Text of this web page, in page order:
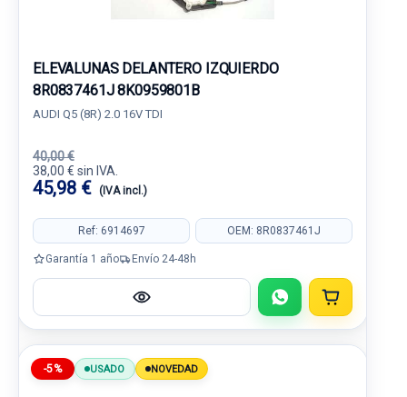
ELEVALUNAS DELANTERO IZQUIERDO
8R0837461J 8K0959801B
AUDI Q5 (8R) 2.0 16V TDI
40,00 €
38,00 € sin IVA.
45,98 € (IVA incl.)
Ref: 6914697 OEM: 8R0837461J
Garantía 1 año Envío 24-48h
-5% USADO NOVEDAD